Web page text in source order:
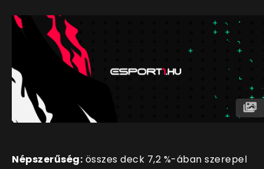
Népszerűség: összes deck 7,2 %-ában szerepel